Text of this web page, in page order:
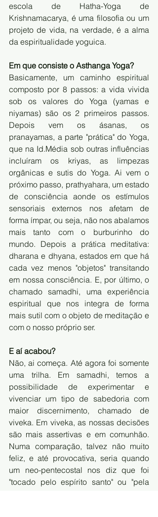
escola de Hatha-Yoga de
Krishnamacarya, é uma filosofia ou um
projeto de vida, na verdade, é a alma
da espiritualidade yoguica.
Em que consiste o Asthanga Yoga?
Basicamente, um caminho espiritual
composto por 8 passos: a vida vivida
sob os valores do Yoga (yamas e
niyamas) são os 2 primeiros passos.
Depois vem os ásanas, os
pranayamas, a parte "prática" do Yoga,
que na Id.Média sob outras influências
incluíram os kriyas, as limpezas
orgânicas e sutis do Yoga. Ai vem o
próximo passo, prathyahara, um estado
de consciência aonde os estímulos
sensoriais externos nos afetam de
forma ímpar, ou seja, não nos abalamos
mais tanto com o burburinho do
mundo. Depois a prática meditativa:
dharana e dhyana, estados em que há
cada vez menos "objetos" transitando
em nossa consciência. E, por último, o
chamado samadhi, uma experiência
espiritual que nos integra de forma
mais sutil com o objeto de meditação e
com o nosso próprio ser.
E aí acabou?
Não, ai começa. Até agora foi somente
uma trilha. Em samadhi, temos a
possibilidade de experimentar e
vivenciar um tipo de sabedoria com
maior discernimento, chamado de
viveka. Em viveka, as nossas decisões
são mais assertivas e em comunhão.
Numa comparação, talvez não muito
feliz, e até provocativa, seria quando
um neo-pentecostal nos diz que foi
"tocado pelo espírito santo" ou "pela